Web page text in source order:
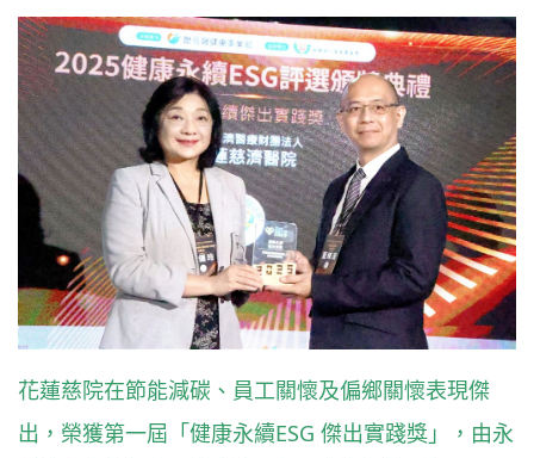
花蓮慈院在節能減碳、員工關懷及偏鄉關懷表現傑
出，榮獲第一屆「健康永續ESG 傑出實踐獎」，由永